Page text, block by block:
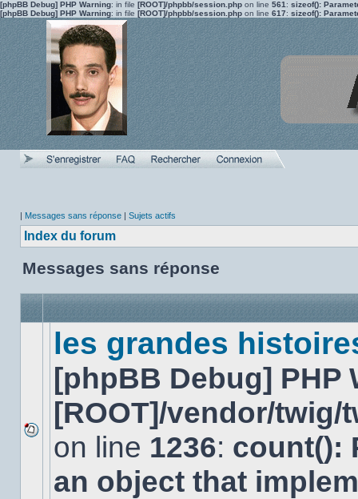
[phpBB Debug] PHP Warning: in file [ROOT]/phpbb/session.php on line 561 : sizeof():
[phpBB Debug] PHP Warning: in file [ROOT]/phpbb/session.php on line 617: sizeof():
| Messages sans réponse | Sujets actifs
Index du forum
Messages sans réponse
Aucun
nouveau
message
non-
les grandes
[phpBB Debug] PHP
[ROOT]/vendor/
on line 1236: count():
an object that